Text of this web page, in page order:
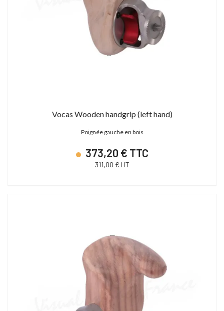
Vocas Wooden handgrip (left hand)
Poignée gauche en bois
373,20 € TTC
311,00 € HT